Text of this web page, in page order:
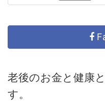
老後のお金と健康
す。